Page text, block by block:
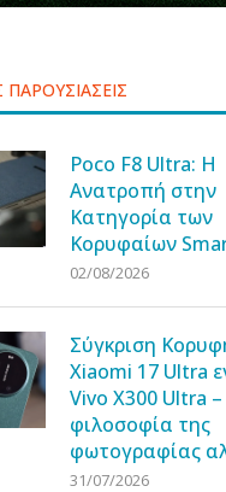
Poco F8 Ultra: Η
Ανατροπή στην
Κατηγορία των
Κορυφαίων
02/08/2026
Σύγκριση
Xiaomi 17 Ultra
Vivo X300 Ultra
φιλοσοφία της
φωτογραφίας
31/07/2026